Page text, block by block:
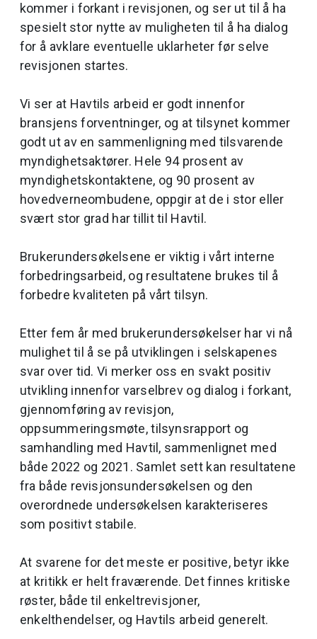
kommer i forkant i revisjonen, og ser ut til å ha
spesielt stor nytte av muligheten til å ha dialog
for å avklare eventuelle uklarheter før selve
revisjonen startes.
Vi ser at Havtils arbeid er godt innenfor
bransjens forventninger, og at tilsynet kommer
godt ut av en sammenligning med tilsvarende
myndighetsaktører. Hele 94 prosent av
myndighetskontaktene, og 90 prosent av
hovedverneombudene, oppgir at de i stor eller
svært stor grad har tillit til Havtil.
Brukerundersøkelsene er viktig i vårt interne
forbedringsarbeid, og resultatene brukes til å
forbedre kvaliteten på vårt tilsyn.
Etter fem år med brukerundersøkelser har vi nå
mulighet til å se på utviklingen i selskapenes
svar over tid. Vi merker oss en svakt positiv
utvikling innenfor varselbrev og dialog i forkant,
gjennomføring av revisjon,
oppsummeringsmøte, tilsynsrapport og
samhandling med Havtil, sammenlignet med
både 2022 og 2021. Samlet sett kan resultatene
fra både revisjonsundersøkelsen og den
overordnede undersøkelsen karakteriseres
som positivt stabile.
At svarene for det meste er positive, betyr ikke
at kritikk er helt fraværende. Det finnes kritiske
røster, både til enkeltrevisjoner,
enkelthendelser, og Havtils arbeid generelt.